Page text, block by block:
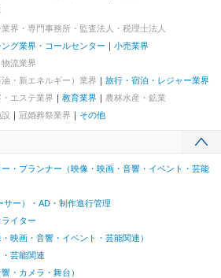
界・専門事務所・監査法人・税理士法人
グ業界・コールセンター
小売業界
流業界
・新エネルギー）業界
旅行・宿泊・レジャー業界
エステ業界 教育業界
農林水産・鉱業
冠婚葬祭業界 その他
・プランナー（映像・映画・音響・イベント・芸能
ー）・AD・制作進行管理
イター
映画・音響・イベント・芸能関連）
芸能関連
・カメラ・舞台）